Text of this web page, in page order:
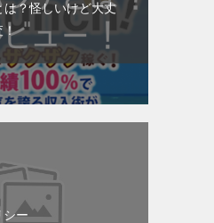
は？怪しいけど大丈
！
シー